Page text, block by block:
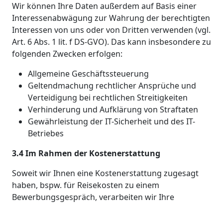
Wir können Ihre Daten außerdem auf Basis einer
Interessenabwägung zur Wahrung der berechtigten
Interessen von uns oder von Dritten verwenden (vgl.
Art. 6 Abs. 1 lit. f DS-GVO). Das kann insbesondere zu
folgenden Zwecken erfolgen:
Allgemeine Geschäftssteuerung
Geltendmachung rechtlicher Ansprüche und
Verteidigung bei rechtlichen Streitigkeiten
Verhinderung und Aufklärung von Straftaten
Gewährleistung der IT-Sicherheit und des IT-
Betriebes
3.4 Im Rahmen der Kostenerstattung
Soweit wir Ihnen eine Kostenerstattung zugesagt
haben, bspw. für Reisekosten zu einem
Bewerbungsgespräch, verarbeiten wir Ihre